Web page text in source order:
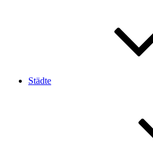
Städte